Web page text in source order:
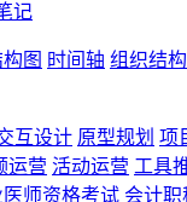
记
图 时间轴 组织结
互设计 原型规划 项
运营 活动运营 工具
师资格考试 会计